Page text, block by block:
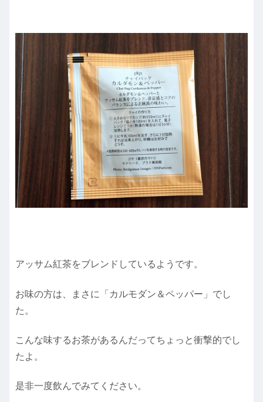
アッサム紅茶をブレンドしているようです。
お味の方は、まさに「カルモダン＆ペッパー」でし
た。
こんな味するお茶があるんだってちょっと衝撃的でし
たよ。
是非一度飲んでみてください。